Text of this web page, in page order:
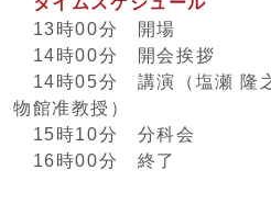
13時00分 開場
14時00分 開会挨拶
14時05分 講演（塩瀬 隆
物館准教授）
15時10分 分科会
16時00分 終了